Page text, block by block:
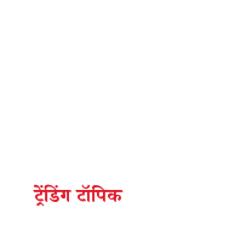
ट्रेंडिंग टॉपिक